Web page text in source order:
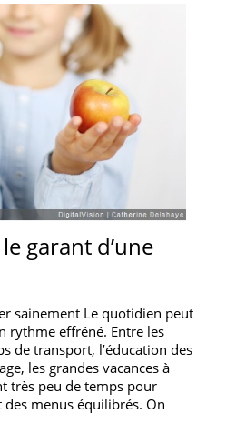
garant d’une
sainement Le quotidien peut
rythme effréné. Entre les
de transport, l’éducation des
les grandes vacances à
très peu de temps pour
des menus équilibrés. On